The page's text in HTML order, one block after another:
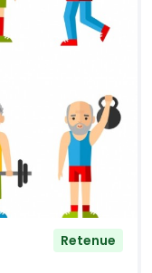
Retenue